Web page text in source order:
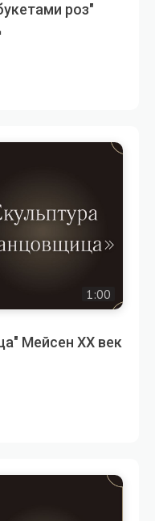
роз"
1:00
Мейсен XX век